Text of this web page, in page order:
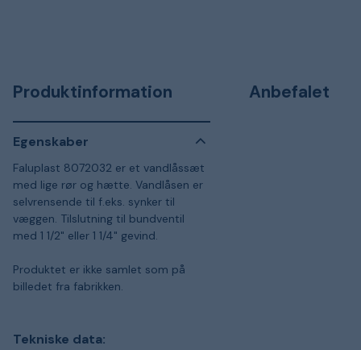
Produktinformation
Egenskaber
Faluplast 8072032 er et vandlåssæt
med lige rør og hætte. Vandlåsen er
selvrensende til f.eks. synker til
væggen. Tilslutning til bundventil
med 1 1/2" eller 1 1/4" gevind.
Produktet er ikke samlet som på
billedet fra fabrikken.
Tekniske data:
Anbefalet